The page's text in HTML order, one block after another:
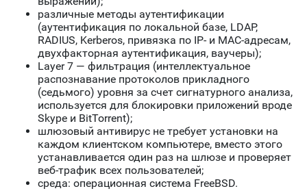
различные методы аутентификации
(аутентификация по локальной базе, LDAP,
RADIUS, Kerberos, привязка по IP- и MAC-адресам,
двухфакторная аутентификация, ваучеры);
Layer 7 — фильтрация (интеллектуальное
распознавание протоколов прикладного
(седьмого) уровня за счет сигнатурного анализа,
используется для блокировки приложений вроде
Skype и BitTorrent);
шлюзовый антивирус не требует установки на
каждом клиентском компьютере, вместо этого
устанавливается один раз на шлюзе и проверяет
веб-трафик всех пользователей;
среда: операционная система FreeBSD.